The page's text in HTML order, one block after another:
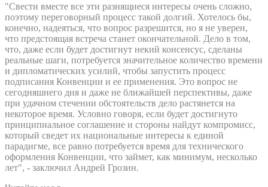
"Свести вместе все эти разнящиеся интересы очень сложно,
поэтому переговорный процесс такой долгий. Хотелось бы,
конечно, надеяться, что вопрос разрешится, но я не уверен,
что предстоящая встреча станет окончательной. Дело в том,
что, даже если будет достигнут некий консенсус, сделаны
реальные шаги, потребуется значительное количество времени
и дипломатических усилий, чтобы запустить процесс
подписания Конвенции и ее применения. Это вопрос не
сегодняшнего дня и даже не ближайшей перспективы, даже
при удачном стечении обстоятельств дело растянется на
некоторое время. Условно говоря, если будет достигнуто
принципиальное соглашение и стороны найдут компромисс,
который сведет их национальные интересы к единой
парадигме, все равно потребуется время для технического
оформления Конвенции, что займет, как минимум, несколько
лет", - заключил Андрей Грозин.